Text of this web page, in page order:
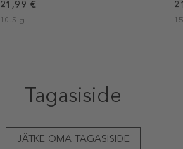
21,99 €
10.5 g
Tagasiside
JÄTKE OMA TAGASISIDE